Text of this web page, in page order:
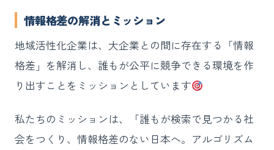
情報格差の解消とミッション
地域活性化企業は、大企業との間に存在する「情報
格差」を解消し、誰もが公平に競争できる環境を作
り出すことをミッションとしています
私たちのミッションは、「誰もが検索で見つかる社
会をつくり、情報格差のない日本へ。アルゴリズム